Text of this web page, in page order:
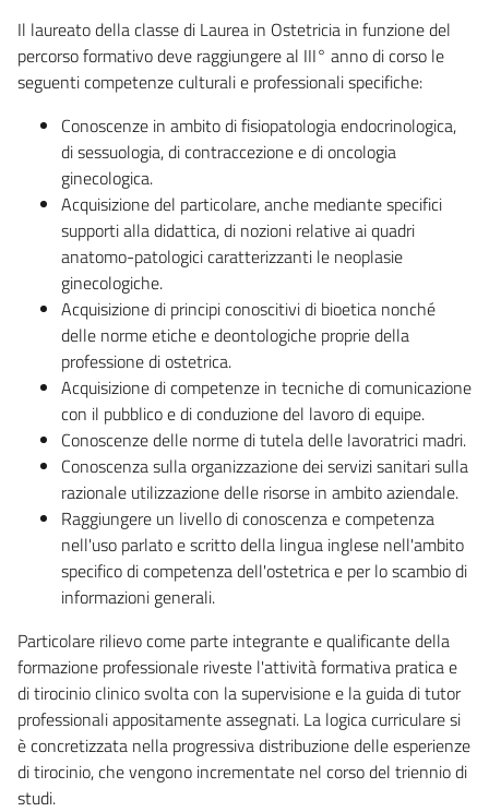
Il laureato della classe di Laurea in Ostetricia in funzione del
percorso formativo deve raggiungere al III° anno di corso le
seguenti competenze culturali e professionali specifiche:
Conoscenze in ambito di fisiopatologia endocrinologica,
di sessuologia, di contraccezione e di oncologia
ginecologica.
Acquisizione del particolare, anche mediante specifici
supporti alla didattica, di nozioni relative ai quadri
anatomo-patologici caratterizzanti le neoplasie
ginecologiche.
Acquisizione di principi conoscitivi di bioetica nonché
delle norme etiche e deontologiche proprie della
professione di ostetrica.
Acquisizione di competenze in tecniche di comunicazione
con il pubblico e di conduzione del lavoro di equipe.
Conoscenze delle norme di tutela delle lavoratrici madri.
Conoscenza sulla organizzazione dei servizi sanitari sulla
razionale utilizzazione delle risorse in ambito aziendale.
Raggiungere un livello di conoscenza e competenza
nell'uso parlato e scritto della lingua inglese nell'ambito
specifico di competenza dell'ostetrica e per lo scambio di
informazioni generali.
Particolare rilievo come parte integrante e qualificante della
formazione professionale riveste l'attività formativa pratica e
di tirocinio clinico svolta con la supervisione e la guida di tutor
professionali appositamente assegnati. La logica curriculare si
è concretizzata nella progressiva distribuzione delle esperienze
di tirocinio, che vengono incrementate nel corso del triennio di
studi.